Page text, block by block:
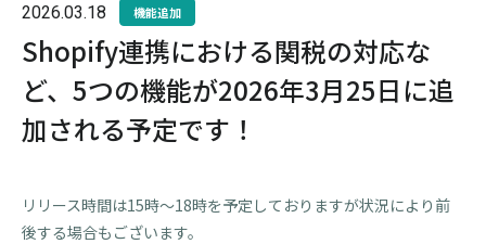
2026.03.18 機能追加
Shopify連携における関税の対応な
ど、5つの機能が2026年3月25日に追
加される予定です！
リリース時間は15時～18時を予定しておりますが状況により前
後する場合もございます。